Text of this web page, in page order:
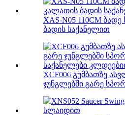
XAS-N05 110CM
ბადის საქანელით
XCF006 გუმბათზე
ჯუნგლებში გარე